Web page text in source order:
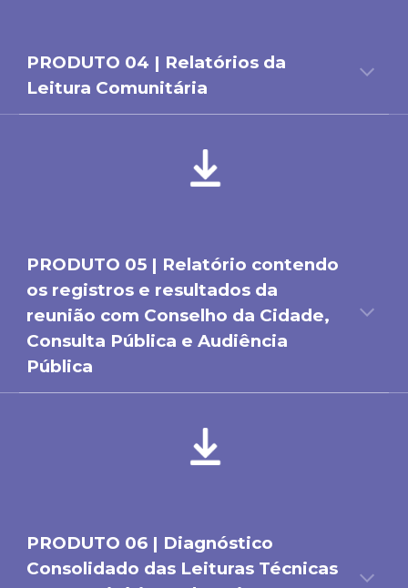
PRODUTO 04 | Relatórios da
Leitura Comunitária
PRODUTO 05 | Relatório contendo
os registros e resultados da
reunião com Conselho da Cidade,
Consulta Pública e Audiência
Pública
PRODUTO 06 | Diagnóstico
Consolidado das Leituras Técnicas